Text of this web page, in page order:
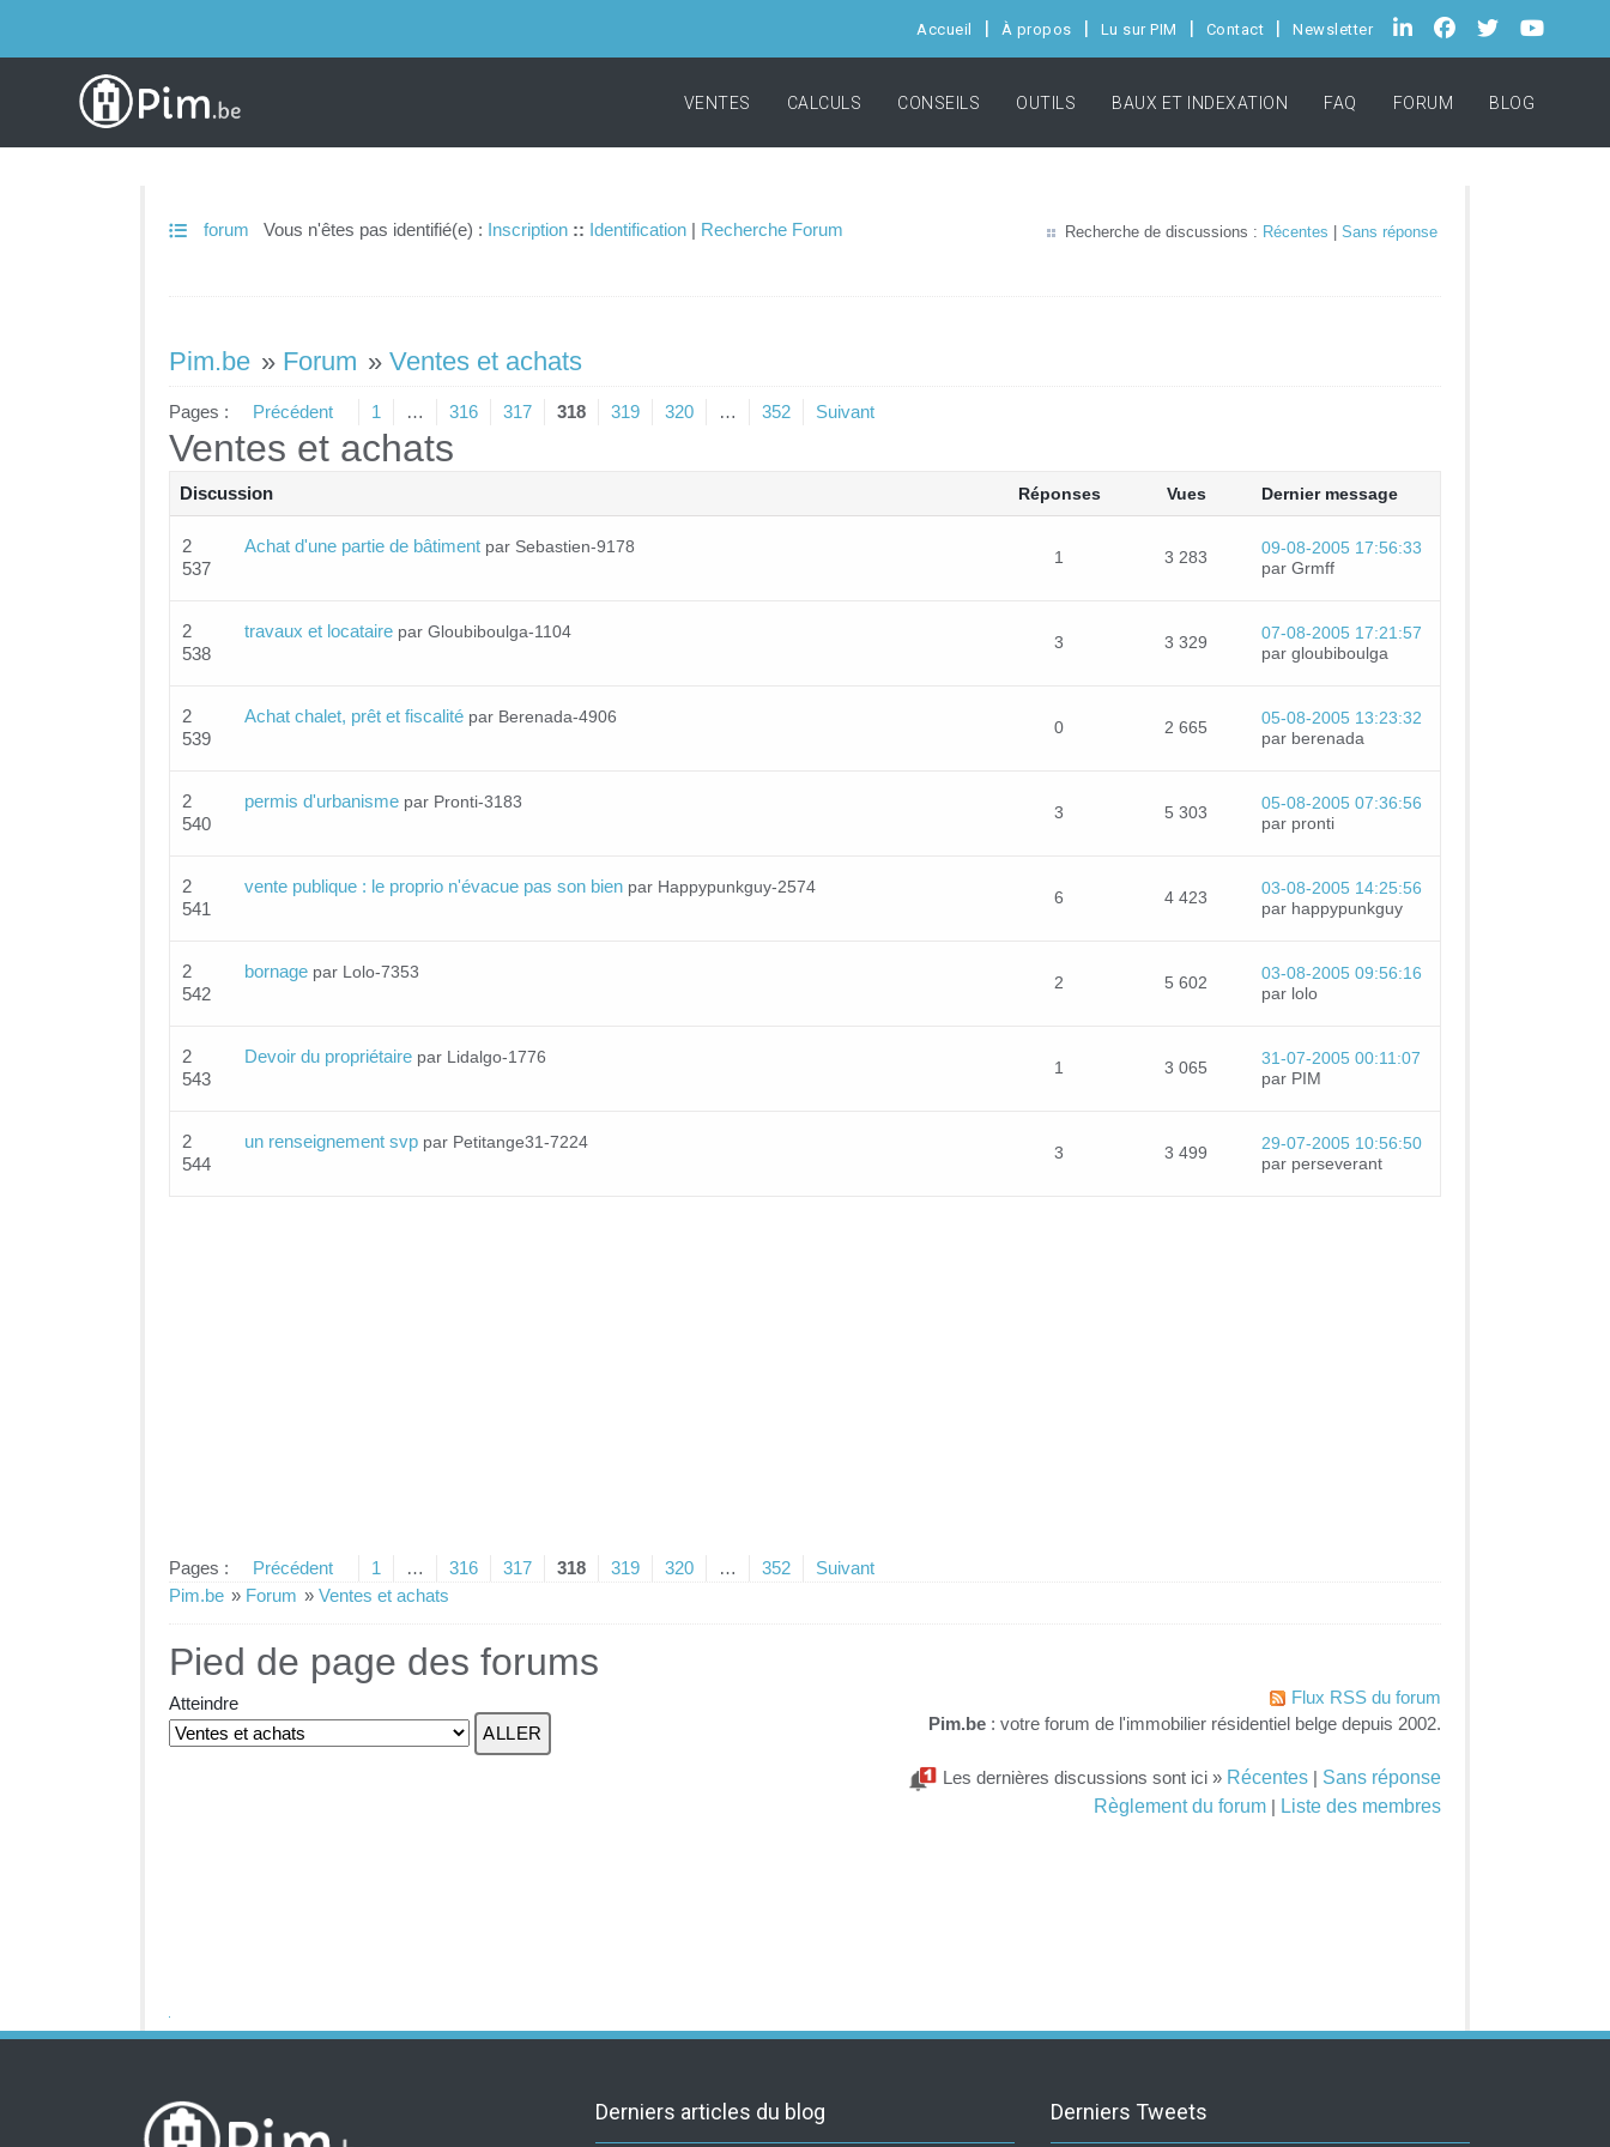
Accueil À propos Lu sur PIM Contact Newsletter
VENTES CALCULS CONSEILS OUTILS BAUX ET INDEXATION FAQ FORUM BLOG
forum Vous n'êtes pas identifié(e) : Inscription :: Identification | Recherche Forum Recherche de discussions : Récentes Sans réponse
Pim.be » Forum » Ventes et achats
Pages : Précédent 1 … 316 317 318 319 320 … 352 Suivant
Ventes et achats
Discussion Réponses Vues Dernier message
2
537
Achat d'une partie de bâtiment par Sebastien-9178
1 3 283
09-08-2005 17:56:33
par Grmff
2
538
travaux et locataire par Gloubiboulga-1104
3 3 329
07-08-2005 17:21:57
par gloubiboulga
2
539
Achat chalet, prêt et fiscalité par Berenada-4906
0 2 665
05-08-2005 13:23:32
par berenada
2
540
permis d'urbanisme par Pronti-3183
3 5 303
05-08-2005 07:36:56
par pronti
2
541
vente publique : le proprio n'évacue pas son bien par Happypunkguy-2574
6 4 423
03-08-2005 14:25:56
par happypunkguy
2
542
bornage par Lolo-7353
2 5 602
03-08-2005 09:56:16
par lolo
2
543
Devoir du propriétaire par Lidalgo-1776
1 3 065
31-07-2005 00:11:07
par PIM
2
544
un renseignement svp par Petitange31-7224
3 3 499
29-07-2005 10:56:50
par perseverant
Pages : Précédent 1 … 316 317 318 319 320 … 352
Suivant
Pim.be » Forum » Ventes et achats
Pied de page des forums
Atteindre
Flux RSS du forum
Pim.be : votre forum de l'immobilier résidentiel belge depuis 2002.
Les dernières discussions sont ici » Récentes | Sans réponse
Règlement du forum | Liste des membres
Derniers articles du blog Derniers Tweets